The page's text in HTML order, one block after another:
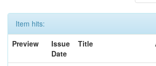
Item hits:
Preview
Issue
Date
Title